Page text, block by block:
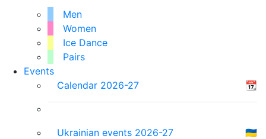
Men
Women
Ice Dance
Pairs
Events
Calendar 2026-27
📆
Ukrainian events 2026-27
🇺🇦